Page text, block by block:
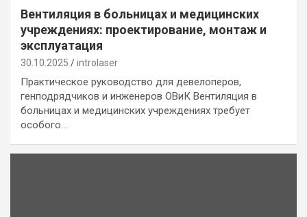
Вентиляция в больницах и медицинских
учреждениях: проектирование, монтаж и
эксплуатация
30.10.2025 introlaser
Практическое руководство для девелоперов,
генподрядчиков и инженеров ОВиК Вентиляция в
больницах и медицинских учреждениях требует
особого…